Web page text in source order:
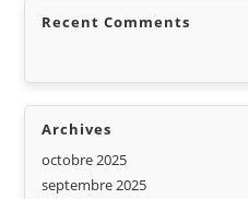
Recent Comments
Archives
octobre 2025
septembre 2025